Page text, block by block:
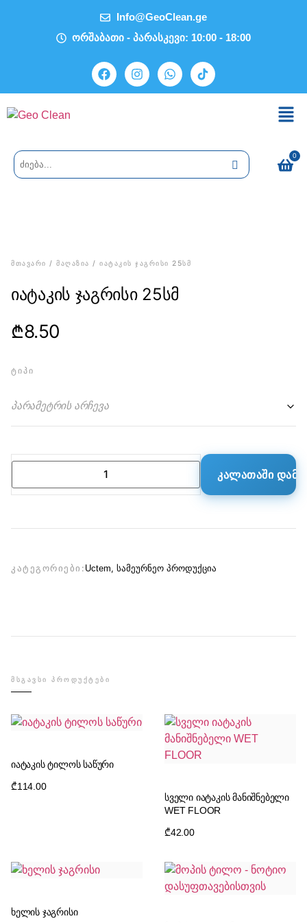
Info@GeoClean.ge
ორშაბათი - პარასკევი: 10:00 - 18:00
0
ᲛᲗᲐᲕᲐᲠᲘ / ᲛᲐᲦᲐᲖᲘᲐ / ᲘᲐᲢᲐᲙᲘᲡ ᲯᲐᲒᲠᲘᲡᲘ 25ᲡᲛ
იატაკის ჯაგრისი 25სმ
₾8.50
ᲢᲘᲞᲘ
პარამეტრის არჩევა
ᲙᲐᲚᲐᲗᲐᲨᲘ
ᲙᲐᲢᲔᲒᲝᲠᲘᲔᲑᲘ: Uctem, სამეურნეო პროდუქცია
ᲛᲡᲒᲐᲕᲡᲘ ᲞᲠᲝᲓᲣᲥᲢᲔᲑᲘ
იატაკის ტილოს საწური
₾114.00
სველი იატაკის მანიშნებელი
WET FLOOR
₾42.00
ხელის ჯაგრისი